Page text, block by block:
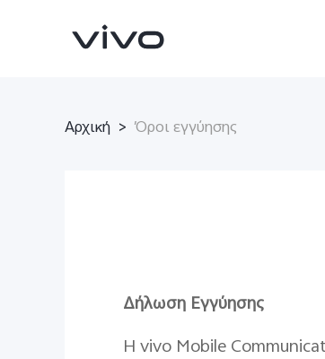
X90 Pro νέο
Αρχική > Όροι εγγύησης
Δήλωση Εγγύησης
Η vivo Mobile